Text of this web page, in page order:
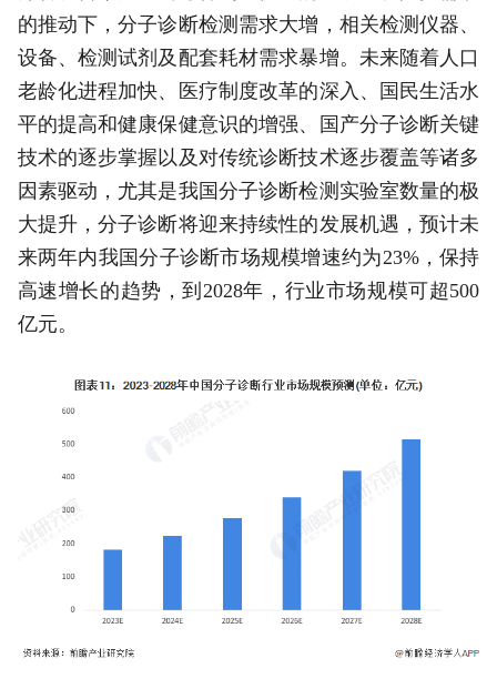
的推动下，分子诊断检测需求大增，相关检测仪器、
设备、检测试剂及配套耗材需求暴增。未来随着人口
老龄化进程加快、医疗制度改革的深入、国民生活水
平的提高和健康保健意识的增强、国产分子诊断关键
技术的逐步掌握以及对传统诊断技术逐步覆盖等诸多
因素驱动，尤其是我国分子诊断检测实验室数量的极
大提升，分子诊断将迎来持续性的发展机遇，预计未
来两年内我国分子诊断市场规模增速约为23%，保持
高速增长的趋势，到2028年，行业市场规模可超500
亿元。